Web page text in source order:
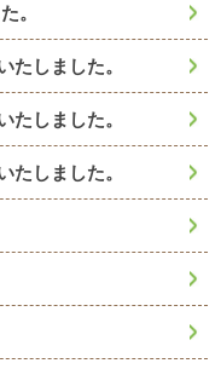
。
たしました。
たしました。
たしました。